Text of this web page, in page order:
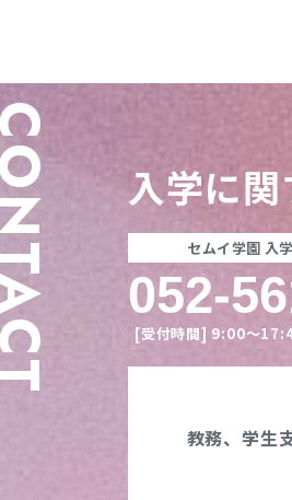
入学に関
セムイ学園 入
052-
[受付時間] 9:00〜
教務、学生